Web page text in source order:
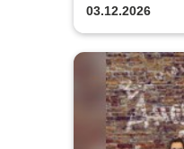
LatschenBAR
03.12.2026